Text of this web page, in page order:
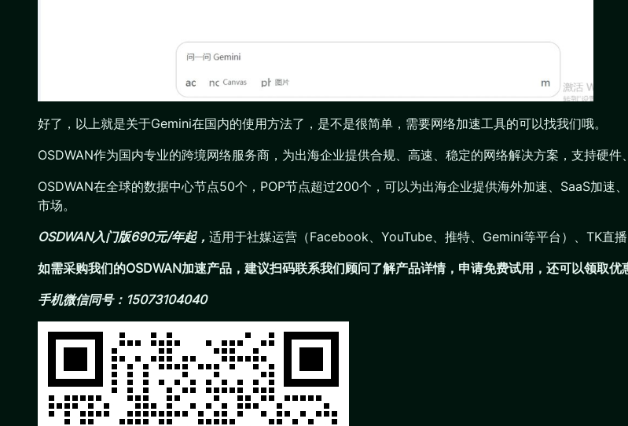
好了，以上就是关于Gemini在国内的使用方法了，是不是很简单，需要网络加速工具的可以找我们哦。
OSDWAN作为国内专业的跨境网络服务商，为出海企业提供合规、高速、稳定的网络解决方案，支持硬件
OSDWAN在全球的数据中心节点50个，POP节点超过200个，可以为出海企业提供海外加速、SaaS加速
市场。
OSDWAN入门版690元/年起， 适用于社媒运营（Facebook、YouTube、推特、Gemini等平台）、TK直
如需采购我们的OSDWAN加速产品，建议扫码联系我们顾问了解产品详情，申请免费试用，还可以领取优
手机微信同号：15073104040